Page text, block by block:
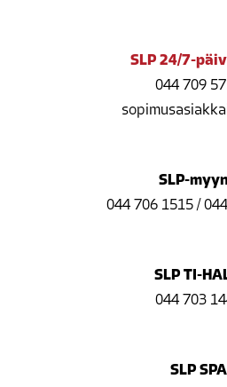
SLP 24/7-
044 709
SLP-
044 706 1515 /
SLP TI-
044 703
SLP SPA